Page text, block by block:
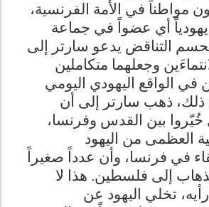
مواطناً في الأمة الفرنسية،
أي عضواً في جماعة
التناقض يدعو سارتر إلى
وجعلهما متكاملين
في الواقع اليهودي اليومي
ذلك، ذهب سارتر إلى أن
خُيّروا بين القدس وفرنسا،
العظمى من اليهود
في فرنسا، وأن عدداً صغيراً
إلى فلسطين. هذا لا
تخلي اليهود عن